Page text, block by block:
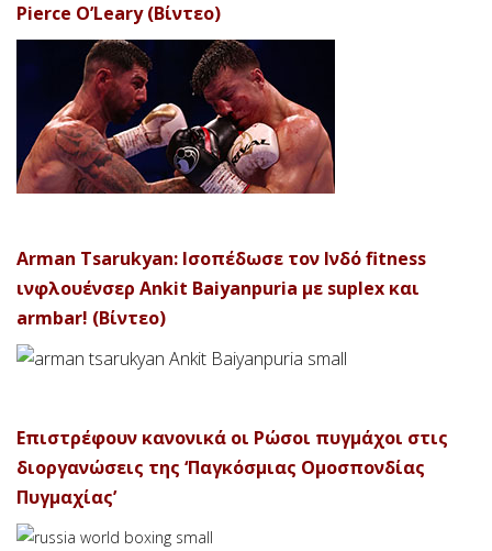
Pierce O’Leary (Βίντεο)
Arman Tsarukyan: Ισοπέδωσε τον Ινδό fitness
ινφλουένσερ Ankit Baiyanpuria με suplex και
armbar! (Βίντεο)
Επιστρέφουν κανονικά οι Ρώσοι πυγμάχοι στις
διοργανώσεις της ‘Παγκόσμιας Ομοσπονδίας
Πυγμαχίας’